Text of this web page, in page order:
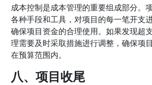
成本控制是成本管理的重要组成部分。
各种手段和工具，对项目的每一笔开支
确保项目资金的合理使用。如果发现超
理需要及时采取措施进行调整，确保项
在预算范围内。
八、项目收尾